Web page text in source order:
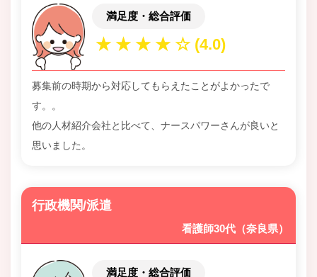
満足度・総合評価
募集前の時期から対応してもらえたことがよかったで
す。。
他の人材紹介会社と比べて、ナースパワーさんが良いと
思いました。
行政機関/派遣
看護師30代（奈良県）
満足度・総合評価